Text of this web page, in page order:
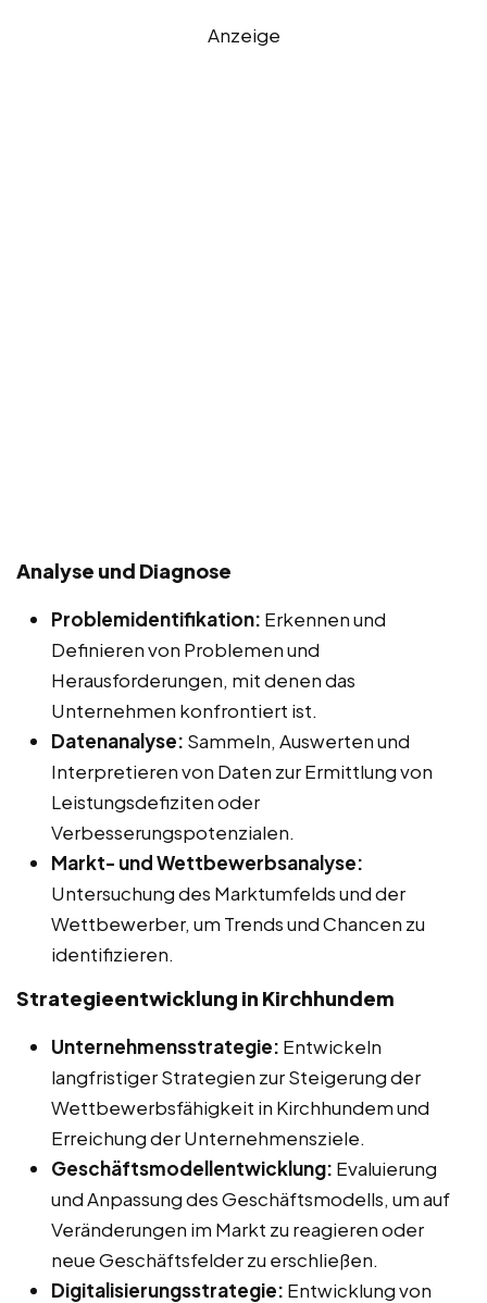
Anzeige
Analyse und Diagnose
Problemidentifikation: Erkennen und
Definieren von Problemen und
Herausforderungen, mit denen das
Unternehmen konfrontiert ist.
Datenanalyse: Sammeln, Auswerten und
Interpretieren von Daten zur Ermittlung von
Leistungsdefiziten oder
Verbesserungspotenzialen.
Markt- und Wettbewerbsanalyse:
Untersuchung des Marktumfelds und der
Wettbewerber, um Trends und Chancen zu
identifizieren.
Strategieentwicklung in Kirchhundem
Unternehmensstrategie: Entwickeln
langfristiger Strategien zur Steigerung der
Wettbewerbsfähigkeit in Kirchhundem und
Erreichung der Unternehmensziele.
Geschäftsmodellentwicklung: Evaluierung
und Anpassung des Geschäftsmodells, um auf
Veränderungen im Markt zu reagieren oder
neue Geschäftsfelder zu erschließen.
Digitalisierungsstrategie: Entwicklung von